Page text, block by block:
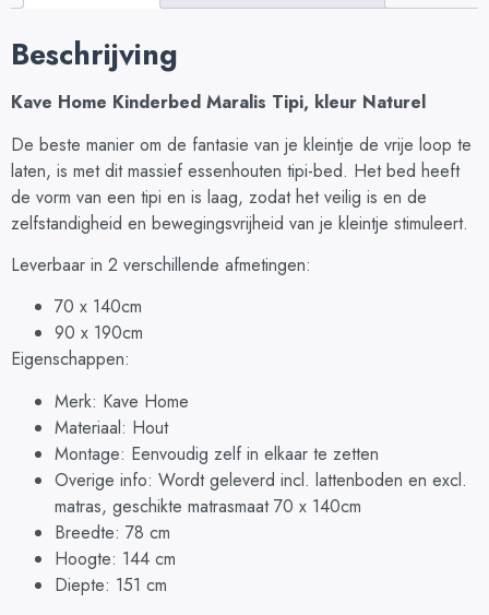
Beschrijving
Kave Home Kinderbed Maralis Tipi, kleur Naturel
De beste manier om de fantasie van je kleintje de vrije loop te
laten, is met dit massief essenhouten tipi-bed. Het bed heeft
de vorm van een tipi en is laag, zodat het veilig is en de
zelfstandigheid en bewegingsvrijheid van je kleintje stimuleert.
Leverbaar in 2 verschillende afmetingen:
70 x 140cm
90 x 190cm
Eigenschappen:
Merk: Kave Home
Materiaal: Hout
Montage: Eenvoudig zelf in elkaar te zetten
Overige info: Wordt geleverd incl. lattenboden en excl.
matras, geschikte matrasmaat 70 x 140cm
Breedte: 78 cm
Hoogte: 144 cm
Diepte: 151 cm